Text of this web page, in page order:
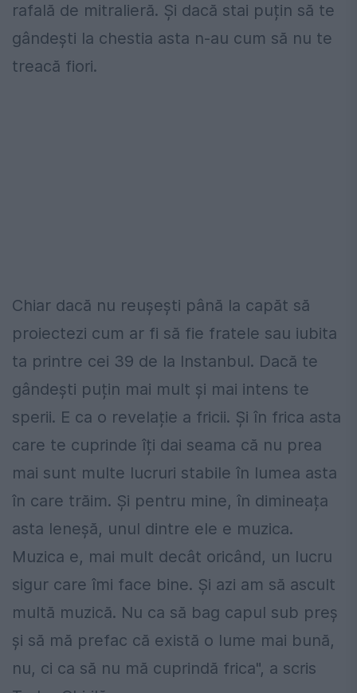
rafală de mitralieră. Și dacă stai puțin să te
gândești la chestia asta n-au cum să nu te
treacă fiori.
Chiar dacă nu reușești până la capăt să
proiectezi cum ar fi să fie fratele sau iubita
ta printre cei 39 de la Instanbul. Dacă te
gândești puțin mai mult și mai intens te
sperii. E ca o revelație a fricii. Și în frica asta
care te cuprinde îți dai seama că nu prea
mai sunt multe lucruri stabile în lumea asta
în care trăim. Și pentru mine, în dimineața
asta leneșă, unul dintre ele e muzica.
Muzica e, mai mult decât oricând, un lucru
sigur care îmi face bine. Și azi am să ascult
multă muzică. Nu ca să bag capul sub preș
și să mă prefac că există o lume mai bună,
nu, ci ca să nu mă cuprindă frica", a scris